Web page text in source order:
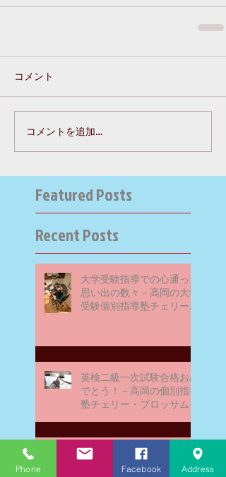
コメント
コメントを追加…
Featured Posts
Recent Posts
大学受験指導での心通った
思い出の数々－高岡の大学
受験個別指導塾チェリー・
英検二級一次試験合格おめ
でとう！－高岡の個別指導
塾チェリー・ブロッサム
文学にできること、強いて
は国語科にできること
Phone Facebook Address